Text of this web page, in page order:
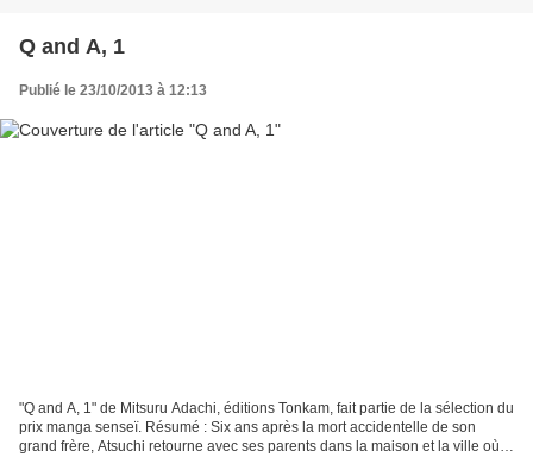
Q and A, 1
Publié le 23/10/2013 à 12:13
"Q and A, 1" de Mitsuru Adachi, éditions Tonkam, fait partie de la sélection du
prix manga senseï. Résumé : Six ans après la mort accidentelle de son
grand frère, Atsuchi retourne avec ses parents dans la maison et la ville où